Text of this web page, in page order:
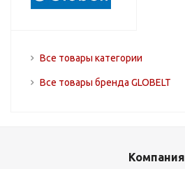
Все товары категории
Все товары бренда GLOBELT
Компания